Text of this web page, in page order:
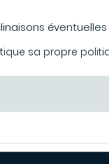
éventuelles
sa propre